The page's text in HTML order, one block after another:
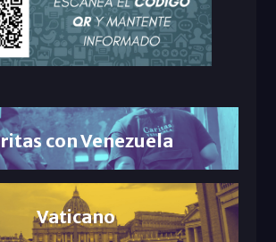
con Venezuela
Vaticano